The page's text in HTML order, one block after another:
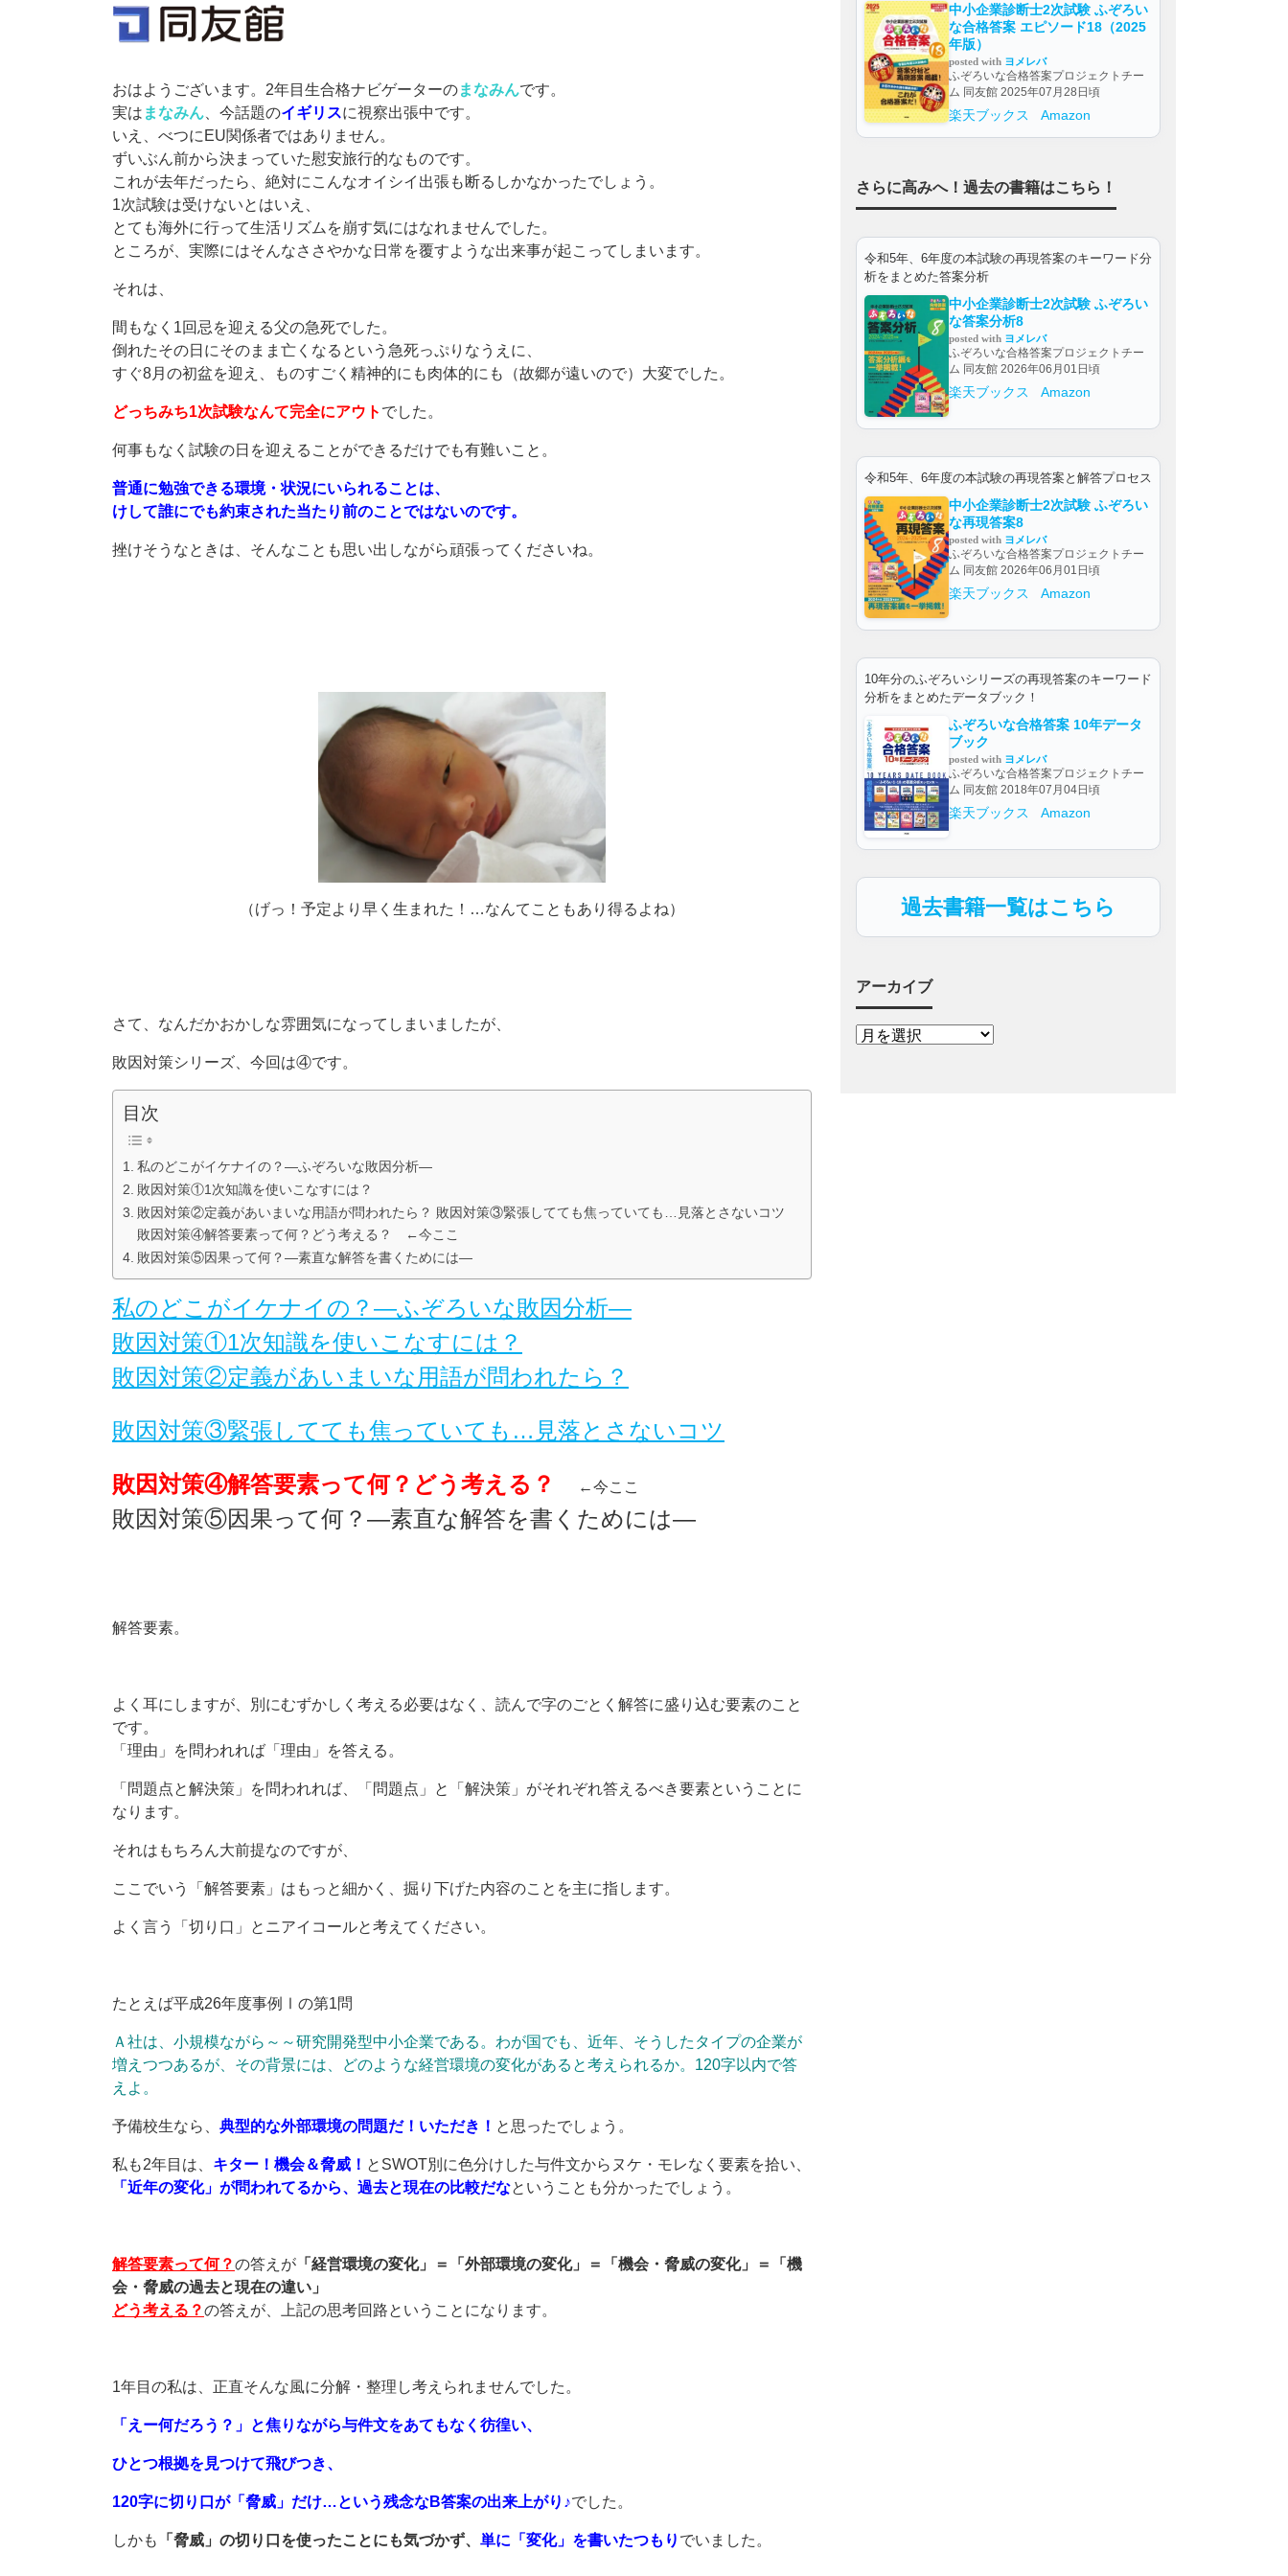
おはようございます。2年目生合格ナビゲーターのまなみんです。
実は まなみん 、今話題のイギリスに視察出張中です。
いえ、べつにEU関係者ではありません。
ずいぶん前から決まっていた慰安旅行的なものです。
これが去年だったら、絶対にこんなオイシイ出張も断るしかなかったでしょう。
1次試験は受けないとはいえ、
とても海外に行って生活リズムを崩す気にはなれませんでした。
ところが、実際にはそんなささやかな日常を覆すような出来事が起こってしまいます。
それは、
間もなく1回忌を迎える父の急死でした。
倒れたその日にそのまま亡くなるという急死っぷりなうえに、
すぐ8月の初盆を迎え、ものすごく精神的にも肉体的にも（故郷が遠いので）大変でした。
どっちみち1次試験なんて完全にアウト でした。
何事もなく試験の日を迎えることができるだけでも有難いこと。
普通に勉強できる環境・状況にいられることは、
けして誰にでも約束された当たり前のことではないのです。
挫けそうなときは、そんなことも思い出しながら頑張ってくださいね。
（げっ！予定より早く生まれた！…なんてこともあり得るよね）
さて、なんだかおかしな雰囲気になってしまいましたが、
敗因対策シリーズ、今回は④です。
目次
私のどこがイケナイの？―ふぞろいな敗因分析―
敗因対策①1次知識を使いこなすには？
敗因対策②定義があいまいな用語が問われたら？ 敗因対策③緊張してても焦っていても…見落とさないコツ
敗因対策④解答要素って何？どう考える？ ←今ここ
敗因対策⑤因果って何？―素直な解答を書くためには―
私のどこがイケナイの？―ふぞろいな敗因分析―
敗因対策①1次知識を使いこなすには？
敗因対策②定義があいまいな用語が問われたら？
敗因対策③緊張してても焦っていても…見落とさないコツ
敗因対策④解答要素って何？どう考える？ ←今ここ
敗因対策⑤因果って何？―素直な解答を書くためには―
解答要素。
よく耳にしますが、別にむずかしく考える必要はなく、読んで字のごとく解答に盛り込む要素のこと
です。
「理由」を問われれば「理由」を答える。
「問題点と解決策」を問われれば、「問題点」と「解決策」がそれぞれ答えるべき要素ということに
なります。
それはもちろん大前提なのですが、
ここでいう「解答要素」はもっと細かく、掘り下げた内容のことを主に指します。
よく言う「切り口」とニアイコールと考えてください。
たとえば平成26年度事例Ⅰの第1問
Ａ社は、小規模ながら～～研究開発型中小企業である。わが国でも、近年、そうしたタイプの企業が
増えつつあるが、その背景には、どのような経営環境の変化があると考えられるか。120字以内で答
えよ。
予備校生なら、 典型的な外部環境の問題だ！いただき！ と思ったでしょう。
私も2年目は、 キター！機会＆脅威！ とSWOT別に色分けした与件文からヌケ・モレなく要素を拾い、
「近年の変化」が問われてるから、過去と現在の比較だなということも分かったでしょう。
解答要素って何？の答えが 「経営環境の変化」＝「外部環境の変化」＝「機会・脅威の変化」＝「機
会・脅威の過去と現在の違い」
どう考える？の答えが、上記の思考回路ということになります。
1年目の私は、正直そんな風に分解・整理し考えられませんでした。
「えー何だろう？」と焦りながら与件文をあてもなく彷徨い、
ひとつ根拠を見つけて飛びつき、
120字に切り口が「脅威」だけ…という残念なB答案の出来上がり♪でした。
しかも 「脅威」の切り口を使ったことにも気づかず、 単に「変化」を書いたつもり でいました。
中小企業診断士2次試験 ふぞろい
な合格答案 エピソード18（2025
年版）
posted with ヨメレバ
ふぞろいな合格答案プロジェクトチー
ム 同友館 2025年07月28日頃
楽天ブックス Amazon
さらに高みへ！過去の書籍はこちら！
令和5年、6年度の本試験の再現答案のキーワード分
析をまとめた答案分析
中小企業診断士2次試験 ふぞろい
な答案分析8
posted with ヨメレバ
ふぞろいな合格答案プロジェクトチー
ム 同友館 2026年06月01日頃
楽天ブックス Amazon
令和5年、6年度の本試験の再現答案と解答プロセス
中小企業診断士2次試験 ふぞろい
な再現答案8
posted with ヨメレバ
ふぞろいな合格答案プロジェクトチー
ム 同友館 2026年06月01日頃
楽天ブックス Amazon
10年分のふぞろいシリーズの再現答案のキーワード
分析をまとめたデータブック！
ふぞろいな合格答案 10年データ
ブック
posted with ヨメレバ
ふぞろいな合格答案プロジェクトチー
ム 同友館 2018年07月04日頃
楽天ブックス Amazon
過去書籍一覧はこちら
アーカイブ